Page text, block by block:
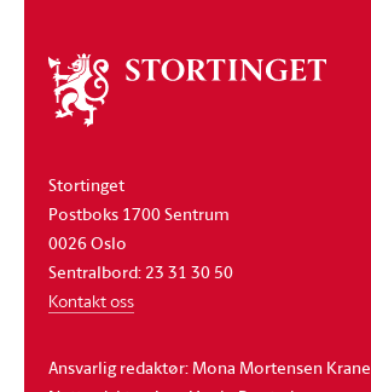
Om
stortinget
Stortinget
Postboks 1700 Sentrum
0026 Oslo
Sentralbord: 23 31 30 50
Kontakt oss
Ansvarlig redaktør: Mona Mortensen Krane